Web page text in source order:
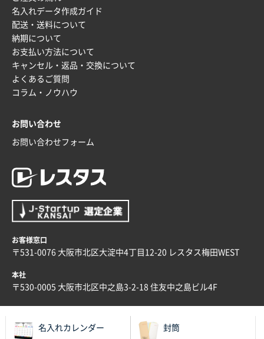
uni ジェットストリーム 07
2025年12月09日 14:04
安い、早い
埼玉県G社様
ラミネート紙袋 規格L4サイズ(B4対応)
2025年12月04日 17:34
兵庫県のお客様
ロゴが入れられること
大阪府E社様
ECOワンポイントポリ袋 A4サイズ（白）
他部署のスタッフからの指示
A4箔押し名入れクリアファイル300枚
2025年11月27日 10:45
以前発注しているので、データが残っている点が良か
ったので
名入れデータ作成ガイド
配送・送料について
納期について
お支払い方法について
キャンセル・返品・交換について
よくあるご質問
コラム・ノウハウ
お問い合わせ
お問い合わせフォーム
お客様窓口
〒531-0076 大阪市北区大淀中4丁目12-20 レスタス梅田WEST
本社
〒530-0005 大阪市北区中之島3-2-18 住友中之島ビル4F
名入れカレンダー 封筒